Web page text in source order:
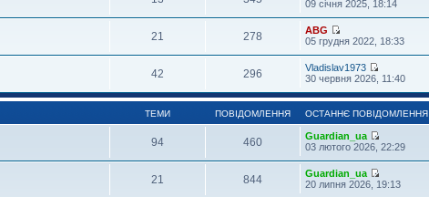
09 січня 2025, 18:14
21 278
ABG
05 грудня 2022, 18:33
42 296
Vladislav1973
30 червня 2026, 11:40
ТЕМИ ПОВІДОМЛЕННЯ ОСТАННЄ ПОВІДОМЛЕННЯ
94 460
Guardian_ua
03 лютого 2026, 22:29
21 844
Guardian_ua
20 липня 2026, 19:13